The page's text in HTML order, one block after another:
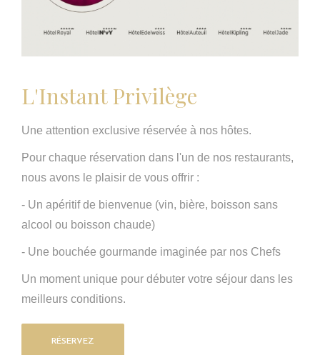
L'Instant Privilège
Une attention exclusive réservée à nos hôtes.
Pour chaque réservation dans l'un de nos restaurants,
nous avons le plaisir de vous offrir :
- Un apéritif de bienvenue (vin, bière, boisson sans
alcool ou boisson chaude)
- Une bouchée gourmande imaginée par nos Chefs
Un moment unique pour débuter votre séjour dans les
meilleurs conditions.
RÉSERVEZ